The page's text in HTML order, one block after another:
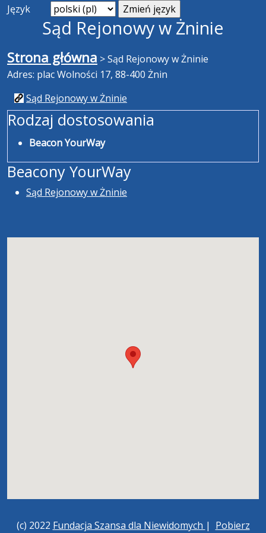
Język
Sąd Rejonowy w Żninie
Strona główna >Sąd Rejonowy w Żninie
Adres: plac Wolności 17, 88-400 Żnin
Sąd Rejonowy w Żninie
Rodzaj dostosowania
Beacon YourWay
Beacony YourWay
Sąd Rejonowy w Żninie
(c) 2022 Fundacja Szansa dla Niewidomych | Pobierz